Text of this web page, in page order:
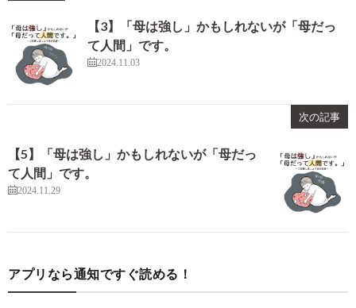
【3】「母は強し」かもしれないが「母だっ
て人間」です。
2024.11.03
次の記事
【5】「母は強し」かもしれないが「母だっ
て人間」です。
2024.11.29
アプリなら通知ですぐ読める！